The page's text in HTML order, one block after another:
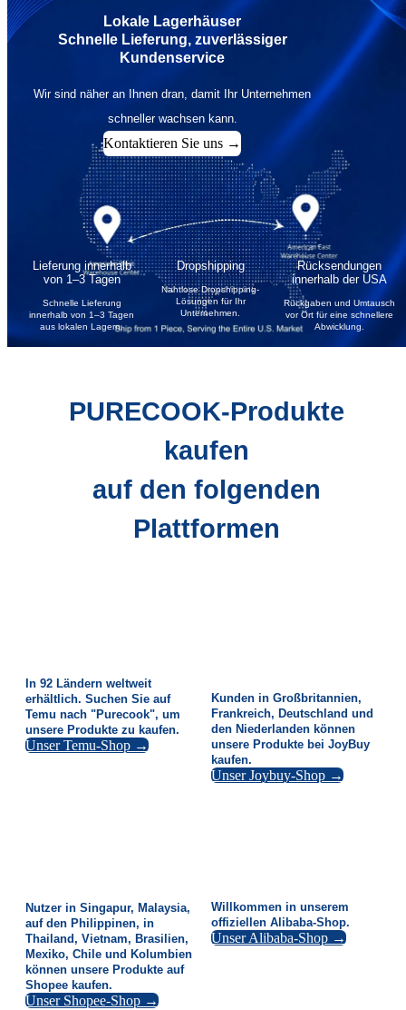
Lokale Lagerhäuser
Schnelle Lieferung, zuverlässiger
Kundenservice
Wir sind näher an Ihnen dran, damit Ihr Unternehmen
schneller wachsen kann.
Kontaktieren Sie uns →
Lieferung innerhalb
von 1–3 Tagen
Schnelle Lieferung
innerhalb von 1–3 Tagen
aus lokalen Lagern.
Dropshipping
Nahtlose Dropshipping-
Lösungen für Ihr
Unternehmen.
Rücksendungen
innerhalb der USA
Rückgaben und Umtausch
vor Ort für eine schnellere
Abwicklung.
PURECOOK-Produkte
kaufen
auf den folgenden
Plattformen
In 92 Ländern weltweit
erhältlich. Suchen Sie auf
Temu nach "Purecook", um
unsere Produkte zu kaufen.
Unser Temu-Shop →
Kunden in Großbritannien,
Frankreich, Deutschland und
den Niederlanden können
unsere Produkte bei JoyBuy
kaufen.
Unser Joybuy-Shop →
Nutzer in Singapur, Malaysia,
auf den Philippinen, in
Thailand, Vietnam, Brasilien,
Mexiko, Chile und Kolumbien
können unsere Produkte auf
Shopee kaufen.
Unser Shopee-Shop →
Willkommen in unserem
offiziellen Alibaba-Shop.
Unser Alibaba-Shop →